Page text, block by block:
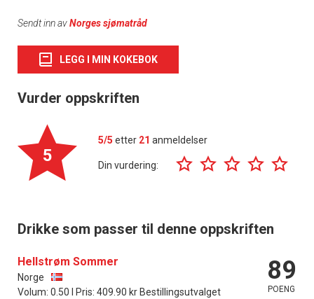
Sendt inn avNorges sjømatråd
LEGG I MIN KOKEBOK
Vurder oppskriften
5
5/5 etter 21 anmeldelser
Din vurdering:
Drikke som passer til denne oppskriften
Hellstrøm Sommer
Norge
Volum: 0.50 l Pris: 409.90 kr Bestillingsutvalget
89
POENG